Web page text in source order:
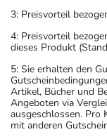
3: Preisvorteil
4: Preisvorteil
dieses Produkt
5: Sie erhalten den
Artikel, Bücher und
Angeboten via
ausgeschlossen. Pro
mit anderen